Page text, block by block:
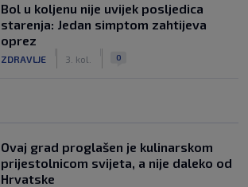
Bol u koljenu nije uvijek posljedica
starenja: Jedan simptom zahtijeva
oprez
ZDRAVLJE 3. kol. 0
Ovaj grad proglašen je kulinarskom
prijestolnicom svijeta, a nije daleko od
Hrvatske